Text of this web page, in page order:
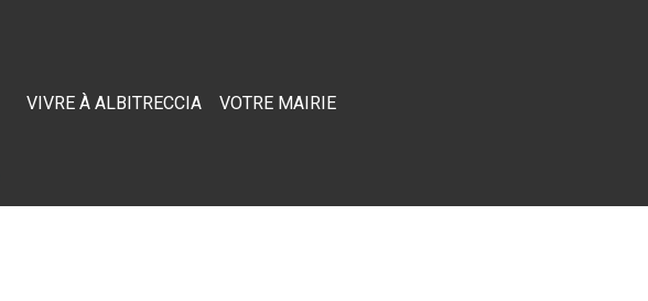
VIVRE À ALBITRECCIA VOTRE MAIRIE